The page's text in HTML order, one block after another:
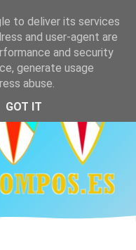
to deliver its services
and user-agent are
and security
generate usage
abuse.
GOT IT